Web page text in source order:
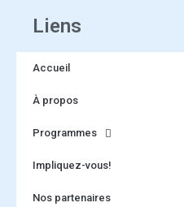
Liens
Accueil
À propos
Programmes
Impliquez-vous!
Nos partenaires